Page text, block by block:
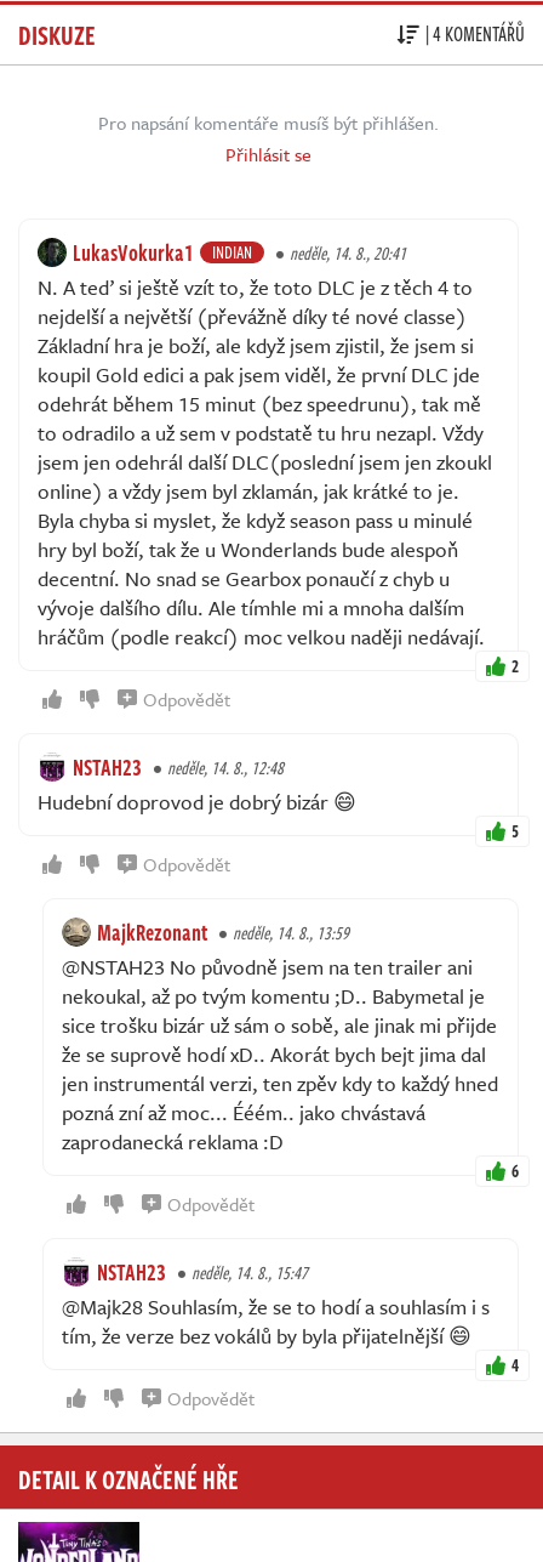
DISKUZE | 4 KOMENTÁŘŮ
Pro napsání komentáře musíš být přihlášen.
Přihlásit se
LukasVokurka1 INDIAN neděle, 14. 8., 20:41
N. A teď si ještě vzít to, že toto DLC je z těch 4 to
nejdelší a největší (převážně díky té nové classe)
Základní hra je boží, ale když jsem zjistil, že jsem si
koupil Gold edici a pak jsem viděl, že první DLC jde
odehrát během 15 minut (bez speedrunu), tak mě
to odradilo a už sem v podstatě tu hru nezapl. Vždy
jsem jen odehrál další DLC(poslední jsem jen zkoukl
online) a vždy jsem byl zklamán, jak krátké to je.
Byla chyba si myslet, že když season pass u minulé
hry byl boží, tak že u Wonderlands bude alespoň
decentní. No snad se Gearbox ponaučí z chyb u
vývoje dalšího dílu. Ale tímhle mi a mnoha dalším
hráčům (podle reakcí) moc velkou naději nedávají.
2
Odpovědět
NSTAH23 neděle, 14. 8., 12:48
Hudební doprovod je dobrý bizár 😄
5
Odpovědět
MajkRezonant neděle, 14. 8., 13:59
@NSTAH23 No původně jsem na ten trailer ani
nekoukal, až po tvým komentu ;D.. Babymetal je
sice trošku bizár už sám o sobě, ale jinak mi přijde
že se suprově hodí xD.. Akorát bych bejt jima dal
jen instrumentál verzi, ten zpěv kdy to každý hned
pozná zní až moc... Ééém.. jako chvástavá
zaprodanecká reklama :D
6
Odpovědět
NSTAH23 neděle, 14. 8., 15:47
@Majk28 Souhlasím, že se to hodí a souhlasím i s
tím, že verze bez vokálů by byla přijatelnější 😄
4
Odpovědět
DETAIL K OZNAČENÉ HŘE